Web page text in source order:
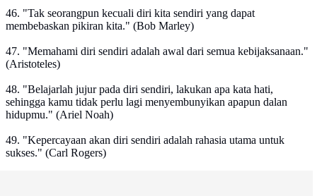
46. "Tak seorangpun kecuali diri kita sendiri yang dapat
membebaskan pikiran kita." (Bob Marley)
47. "Memahami diri sendiri adalah awal dari semua kebijaksanaan."
(Aristoteles)
48. "Belajarlah jujur pada diri sendiri, lakukan apa kata hati,
sehingga kamu tidak perlu lagi menyembunyikan apapun dalan
hidupmu." (Ariel Noah)
49. "Kepercayaan akan diri sendiri adalah rahasia utama untuk
sukses." (Carl Rogers)